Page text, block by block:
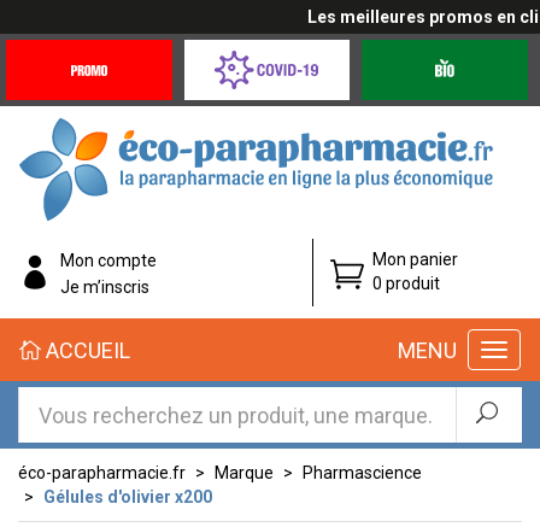
Les meilleures promos en
Offres
Coronavirus
éco-
parapharmacie.fr
éco-
parapharmacie.fr
Mon compte
Je m’inscris
Mon panier
0 produit
MENU
ACCUEIL
éco-parapharmacie.fr Marque
Pharmascience
Gélules d'olivier x200